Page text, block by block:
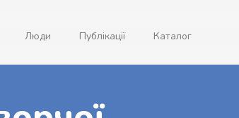
Люди Публікації Каталог